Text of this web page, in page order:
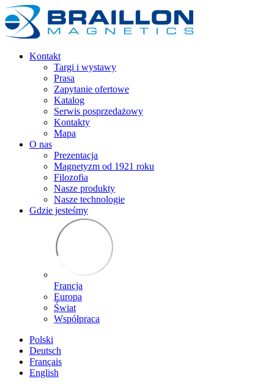
Kontakt
Targi i wystawy
Prasa
Zapytanie ofertowe
Katalog
Serwis posprzedażowy
Kontakty
Mapa
O nas
Prezentacja
Magnetyzm od 1921 roku
Filozofia
Nasze produkty
Nasze technologie
Gdzie jesteśmy
Francja
Europa
Świat
Współpraca
Polski
Deutsch
Français
English